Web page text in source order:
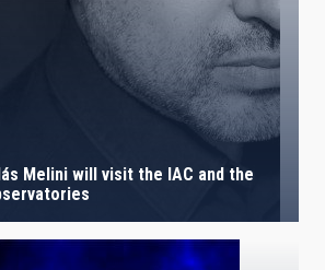
Melini will visit the IAC and the